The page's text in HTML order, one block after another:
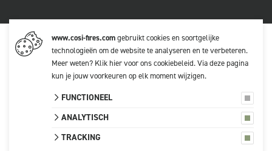
www.cosi-fires.comgebruikt cookies en soortgelijke
technologieën om de website te analyseren en te verbeteren.
Meer weten? Klik hier voor ons cookiebeleid. Viadeze pagina
kun je jouw voorkeuren op elk moment wijzigen.
FUNCTIONEEL
ANALYTISCH
TRACKING